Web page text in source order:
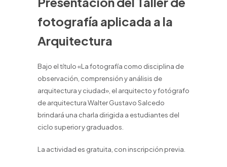
fotografía aplicada a la
Arquitectura
Bajo el título «La fotografía como disciplina de
observación, comprensión y análisis de
arquitectura y ciudad», el arquitecto y fotógrafo
de arquitectura Walter Gustavo Salcedo
brindará una charla dirigida a estudiantes del
ciclo superior y graduados.
La actividad es gratuita, con inscripción previa.